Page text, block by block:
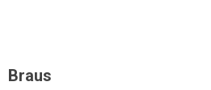
Braus